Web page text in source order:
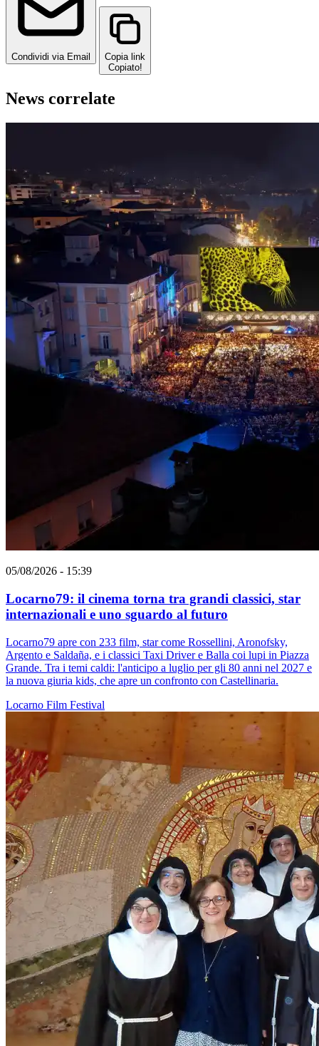
Condividi via Email
Copia link
Copiato!
News correlate
05/08/2026 - 15:39
Locarno79: il cinema torna tra grandi classici, star
internazionali e uno sguardo al futuro
Locarno79 apre con 233 film, star come Rossellini, Aronofsky,
Argento e Saldaña, e i classici Taxi Driver e Balla coi lupi in Piazza
Grande. Tra i temi caldi: l'anticipo a luglio per gli 80 anni nel 2027 e
la nuova giuria kids, che apre un confronto con Castellinaria.
Locarno Film Festival